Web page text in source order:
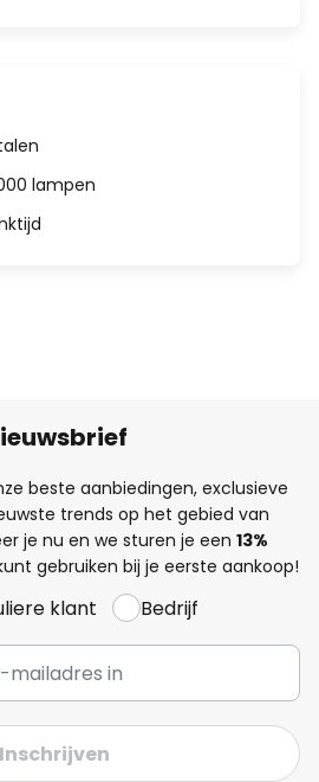
lampen
beste aanbiedingen, exclusieve
trends op het gebied van
je nu en we sturen je een 13%
gebruiken bij je eerste aankoop!
klant Bedrijf
Inschrijven